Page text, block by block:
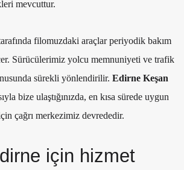
mevcuttur.
filomuzdaki araçlar periyodik bakım
Sürücülerimiz yolcu memnuniyeti ve trafik
sürekli yönlendirilir. Edirne Keşan
bize ulaştığınızda, en kısa sürede uygun
çağrı merkezimiz devrededir.
için hizmet